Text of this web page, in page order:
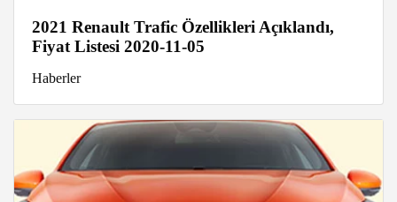
2021 Renault Trafic Özellikleri Açıklandı,
Fiyat Listesi 2020-11-05
Haberler